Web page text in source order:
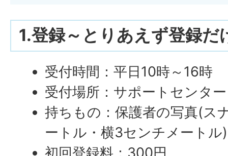
1.登録～とりあえず登録だ
受付時間：平日10時～16時
受付場所：サポートセンター
持ちもの：保護者の写真(ス
ートル・横3センチメートル)